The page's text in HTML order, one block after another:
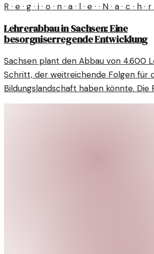
R · e · g · i · o · n · a · l · e · · N · a · c · h ·
Lehrerabbau in Sachsen: Eine
besorgniserregende Entwicklung
Sachsen plant den Abbau von 4.600
Schritt, der weitreichende Folgen für
Bildungslandschaft haben könnte. Die
gemischt und werfen Fragen auf.